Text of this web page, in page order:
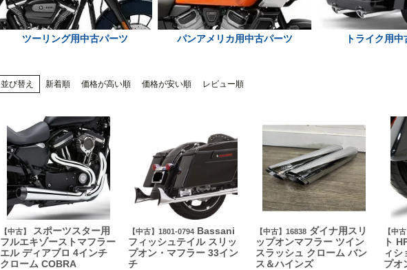
ツーリング用中古パーツ パンアメリカ用中古パーツ トライク用中
並び替え 新着順 価格が高い順 価格が安い順 レビュー順
【中古】
スポーツスター用
フルエキゾーストマフラー
エル ディアブロ 4インチ
クローム COBRA
【中古】1801-0794 Bassani
フィッシュテイル スリッ
プオン・マフラー 33イン
チ
【中古】16838 ダイナ用スリ
ップオンマフラー ツイン
スラッシュ クローム バン
ス＆ハインズ
【中
ト
ィシ
プオ